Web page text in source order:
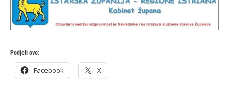
Podjeli ovo:
Facebook X